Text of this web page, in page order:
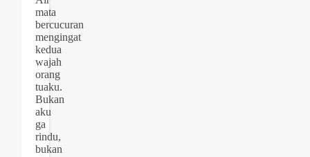
mata
bercucuran
mengingat
kedua
wajah
orang
tuaku.
Bukan
aku
ga
rindu,
bukan